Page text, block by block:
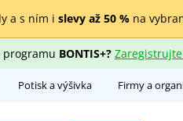
a s ním i slevy až 50 %na
programu BONTIS+?
Potisk a výšivka Firmy a